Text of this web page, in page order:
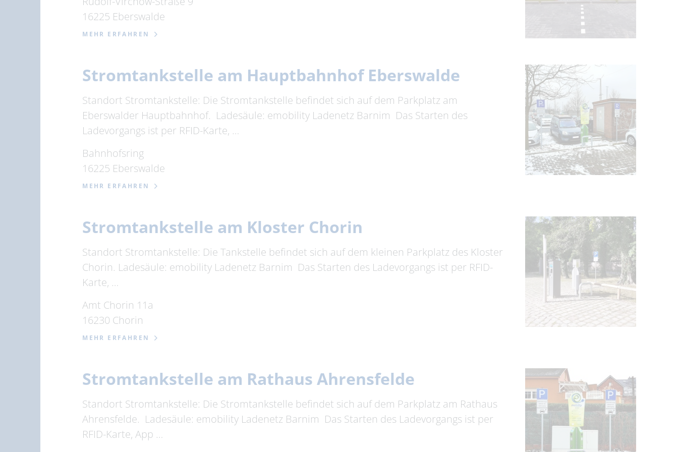
16225 Eberswalde
MEHR ERFAHREN
Stromtankstelle am Hauptbahnhof Eberswalde
Standort Stromtankstelle: Die Stromtankstelle befindet sich auf dem Parkplatz am
Eberswalder Hauptbahnhof. Ladesäule: emobility Ladenetz Barnim Das Starten des
Ladevorgangs ist per RFID-Karte, …
Bahnhofsring
16225 Eberswalde
MEHR ERFAHREN
Stromtankstelle am Kloster Chorin
Standort Stromtankstelle: Die Tankstelle befindet sich auf dem kleinen Parkplatz des Kloster
Chorin. Ladesäule: emobility Ladenetz Barnim Das Starten des Ladevorgangs ist per RFID-
Karte, …
Amt Chorin 11a
16230 Chorin
MEHR ERFAHREN
Stromtankstelle am Rathaus Ahrensfelde
Standort Stromtankstelle: Die Stromtankstelle befindet sich auf dem Parkplatz am Rathaus
Ahrensfelde. Ladesäule: emobility Ladenetz Barnim Das Starten des Ladevorgangs ist per
RFID-Karte, App …